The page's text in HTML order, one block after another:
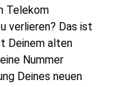
Telekom
verlieren? Das ist
Deinem alten
Nummer
Deines neuen